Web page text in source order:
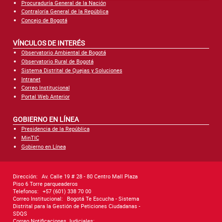
Procuraduría General de la Nación
Contraloría General de la República
Concejo de Bogotá
VÍNCULOS DE INTERÉS
Observatorio Ambiental de Bogotá
Observatorio Rural de Bogotá
Sistema Distrital de Quejas y Soluciones
Intranet
Correo Institucional
Portal Web Anterior
GOBIERNO EN LÍNEA
Presidencia de la República
MinTIC
Gobierno en Línea
Dirección: Av. Calle 19 # 28 - 80 Centro Mall Plaza
Piso 6 Torre parqueaderos
Telefonos: +57 (601) 338 70 00
Correo Institucional:
Bogotá Te Escucha - Sistema
Distrital para la Gestión de Peticiones Ciudadanas -
SDQS